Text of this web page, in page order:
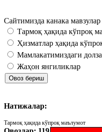
Сайтимизда канака
Тармоқ ҳақида кўпроқ
Ҳизматлар ҳақида
Мамлакатимиздаги
Жаҳон янгиликлар
Натижалар:
Тармоқ ҳақида кўпроқ маълумот